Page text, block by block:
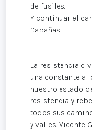
de fusiles.
Y continuar el
Cabañas
La resistencia
una constante a
nuestro estado
resistencia y
todos sus
y valles. Vicente